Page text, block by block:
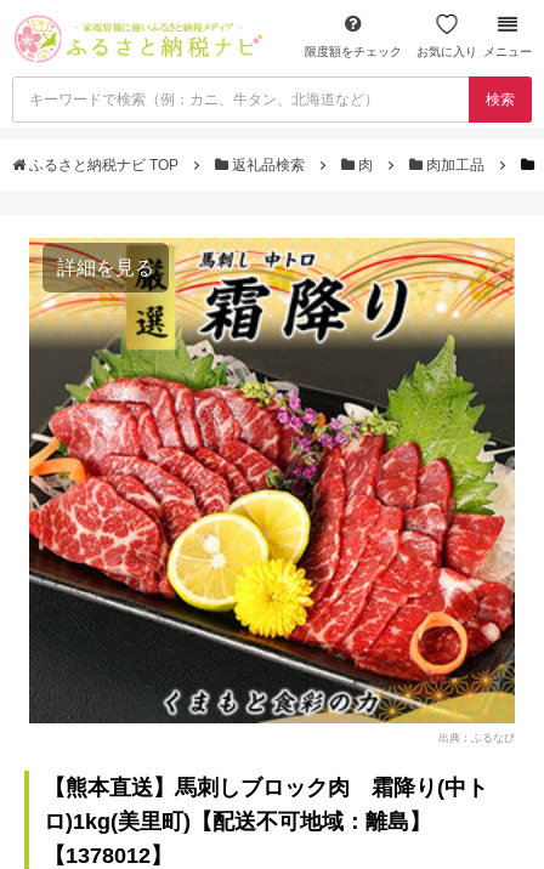
限度額をチェック お気に入り メニュー
検索
ふるさと納税ナビ TOP 返礼品検索 肉 肉加工品
詳細を見る
出典：ふるなび
【熊本直送】馬刺しブロック肉 霜降り(中ト
ロ)1kg(美里町)【配送不可地域：離島】
【1378012】